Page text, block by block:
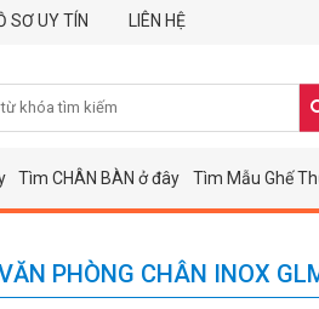
SƠ UY TÍN LIÊN HỆ
Tìm CHÂN BÀN ở đây Tìm Mẫu Ghế
PHÒNG CHÂN INOX